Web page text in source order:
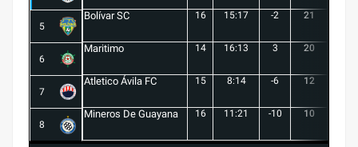
5
Bolívar SC 16 15:17 -2 21
6
Maritimo 14 16:13 3 20
7
Atletico Ávila FC 15 8:14 -6 12
8
Mineros De Guayana 16 11:21 -10 10